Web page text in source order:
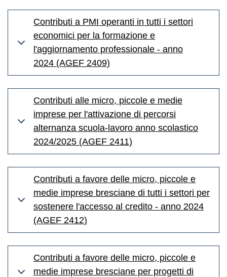
Contributi a PMI operanti in tutti i settori
economici per la formazione e
l'aggiornamento professionale - anno
2024 (AGEF 2409)
Contributi alle micro, piccole e medie
imprese per l'attivazione di percorsi
alternanza scuola-lavoro anno scolastico
2024/2025 (AGEF 2411)
Contributi a favore delle micro, piccole e
medie imprese bresciane di tutti i settori per
sostenere l'accesso al credito - anno 2024
(AGEF 2412)
Contributi a favore delle micro, piccole e
medie imprese bresciane per progetti di